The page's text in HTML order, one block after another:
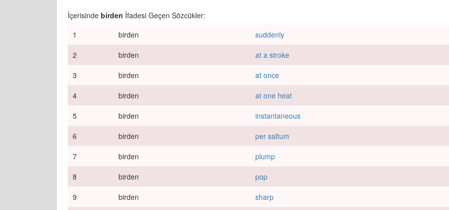
İçerisinde birden İfadesi Geçen Sözcükler:
1
birden
suddenly
2
birden
at a stroke
3
birden
at once
4
birden
at one heat
5
birden
instantaneous
6
birden
per saltum
7
birden
plump
8
birden
pop
9
birden
sharp